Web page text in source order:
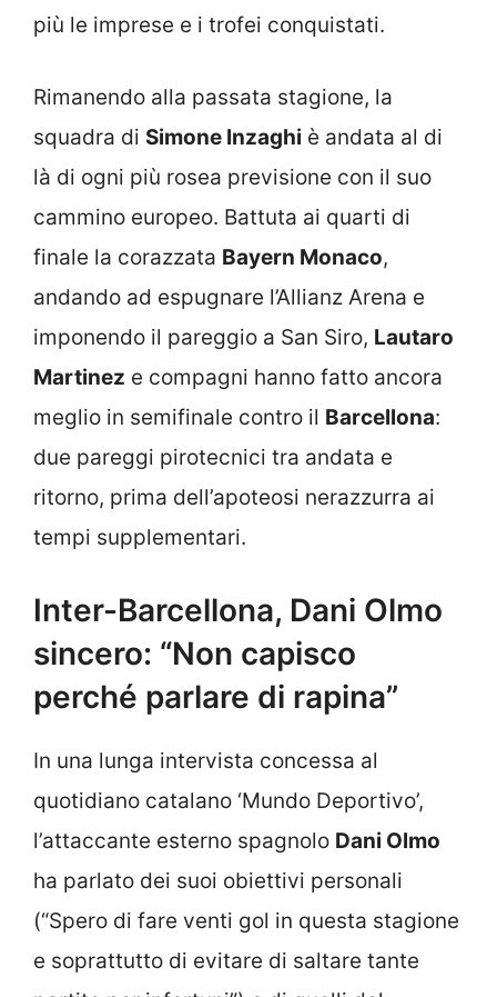
più le imprese e i trofei conquistati.
Rimanendo alla passata stagione, la
squadra di Simone Inzaghi è andata al di
là di ogni più rosea previsione con il suo
cammino europeo. Battuta ai quarti di
finale la corazzata Bayern Monaco,
andando ad espugnare l’Allianz Arena e
imponendo il pareggio a San Siro, Lautaro
Martinez e compagni hanno fatto ancora
meglio in semifinale contro il Barcellona:
due pareggi pirotecnici tra andata e
ritorno, prima dell’apoteosi nerazzurra ai
tempi supplementari.
Inter-Barcellona, Dani Olmo
sincero: “Non capisco
perché parlare di rapina”
In una lunga intervista concessa al
quotidiano catalano ‘Mundo Deportivo’,
l’attaccante esterno spagnolo Dani Olmo
ha parlato dei suoi obiettivi personali
(“Spero di fare venti gol in questa stagione
e soprattutto di evitare di saltare tante